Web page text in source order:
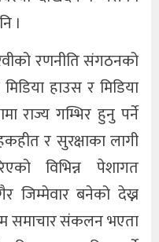
।
रणनीति संगठनको
हाउस र मिडिया
राज्य गम्भिर हुनु पर्ने
र सुरक्षाका लागी
विभिन्न पेशागत
जिम्मेवार बनेको देख्न
समाचार संकलन भएता